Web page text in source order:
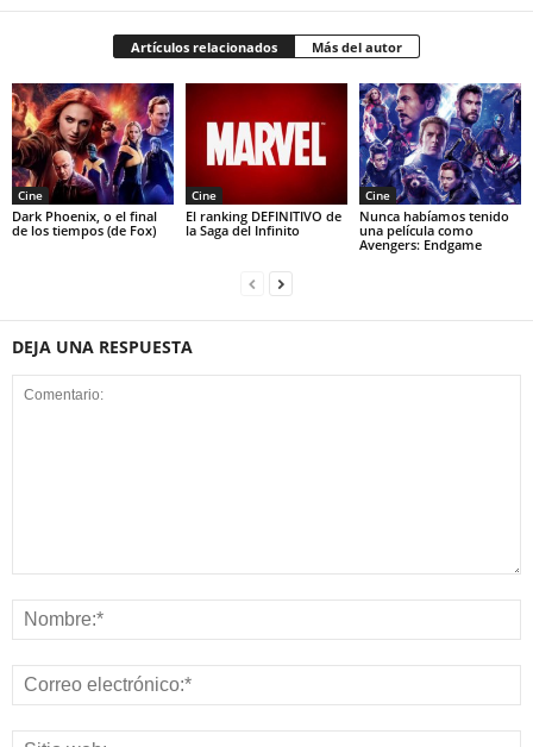
Artículos relacionados Más del autor
Cine
Dark Phoenix, o el final
de los tiempos (de Fox)
Cine
El ranking DEFINITIVO de
la Saga del Infinito
Cine
Nunca habíamos tenido
una película como
Avengers: Endgame
DEJA UNA RESPUESTA